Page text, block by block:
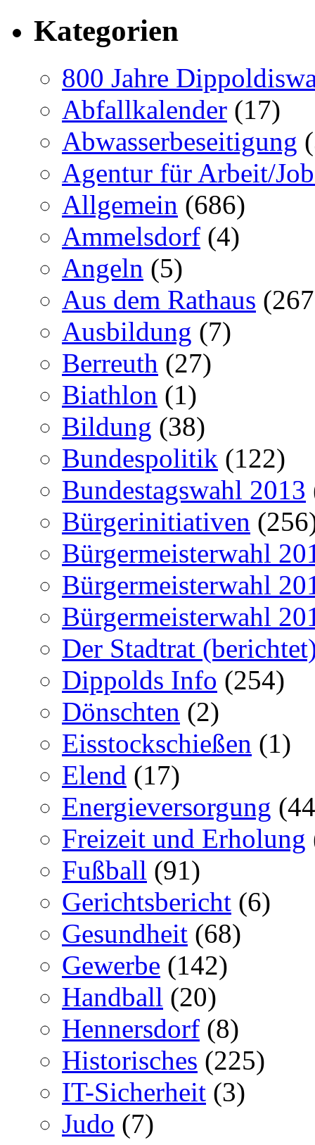
Kategorien
800 Jahre
Abfallkalender (17)
Abwasserbeseitigung
Agentur für Arbeit/
Allgemein (686)
Ammelsdorf (4)
Angeln (5)
Aus dem Rathaus
Ausbildung (7)
Berreuth (27)
Biathlon (1)
Bildung (38)
Bundespolitik (122)
Bundestagswahl 2013
Bürgerinitiativen
Bürgermeisterwahl
Bürgermeisterwahl
Bürgermeisterwahl
Der Stadtrat
Dippolds Info (254)
Dönschten (2)
Eisstockschießen (1)
Elend (17)
Energieversorgung
Freizeit und Erholung
Fußball (91)
Gerichtsbericht (6)
Gesundheit (68)
Gewerbe (142)
Handball (20)
Hennersdorf (8)
Historisches (225)
IT-Sicherheit (3)
Judo (7)